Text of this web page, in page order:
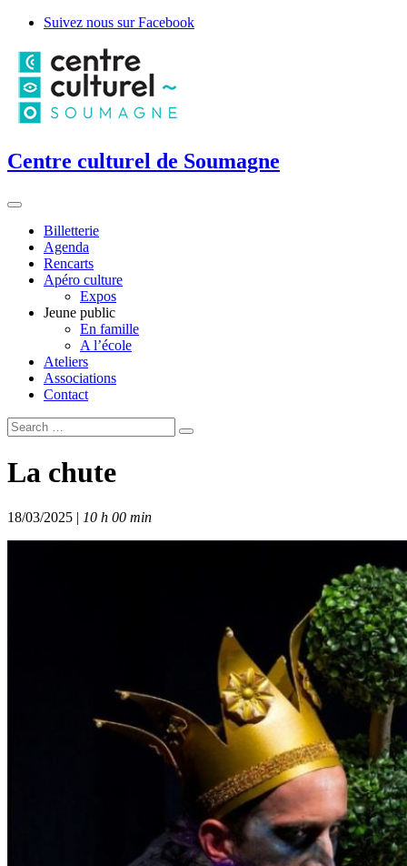
Suivez nous sur Facebook
Centre culturel de Soumagne
Billetterie
Agenda
Rencarts
Apéro culture
Expos
Jeune public
En famille
A l’école
Ateliers
Associations
Contact
La chute
18/03/2025 | 10 h 00 min